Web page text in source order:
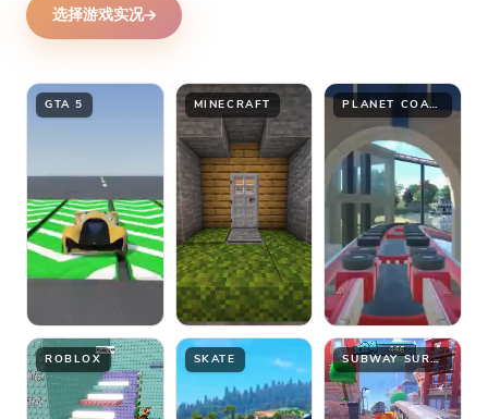
选择游戏实况
GTA 5 MINECRAFT PLANET COASTER
ROBLOX SKATE SUBWAY SURFER